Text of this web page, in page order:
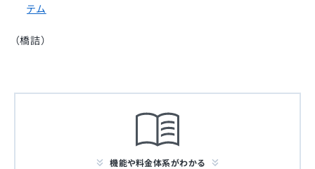
テム
（橋詰）
機能や料金体系がわかる